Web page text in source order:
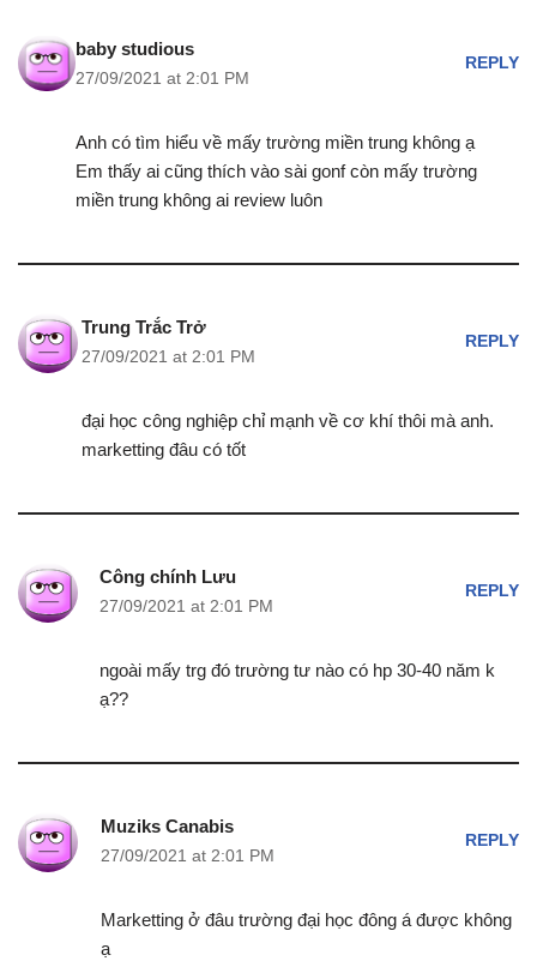
baby studious
27/09/2021 at 2:01 PM
REPLY
Anh có tìm hiểu về mấy trường miền trung không ạ
Em thấy ai cũng thích vào sài gonf còn mấy trường
miền trung không ai review luôn
Trung Trắc Trở
27/09/2021 at 2:01 PM
REPLY
đại học công nghiệp chỉ mạnh về cơ khí thôi mà anh.
marketting đâu có tốt
Công chính Lưu
27/09/2021 at 2:01 PM
REPLY
ngoài mấy trg đó trường tư nào có hp 30-40 năm k
ạ??
Muziks Canabis
27/09/2021 at 2:01 PM
REPLY
Marketting ở đâu trường đại học đông á được không
ạ